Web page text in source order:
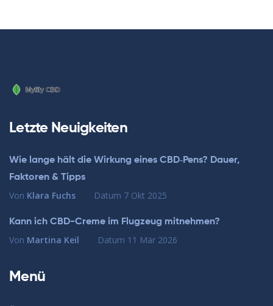
Letzte Neuigkeiten
Wie lange hält die Wirkung eines CBD‑Pens? Dauer,
Faktoren & Tipps
Von Klara Fuchs Datum 7 Okt 2025
Kann ich CBD-Creme im Flugzeug mitnehmen?
Von Martina Keil Datum 11 Mär 2026
Menü